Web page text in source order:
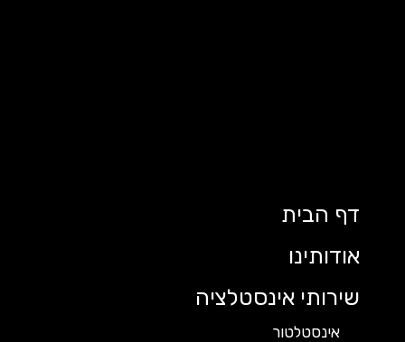
דף הבית
אודותינו
שירותי אינסטלציה
אינסטלטור